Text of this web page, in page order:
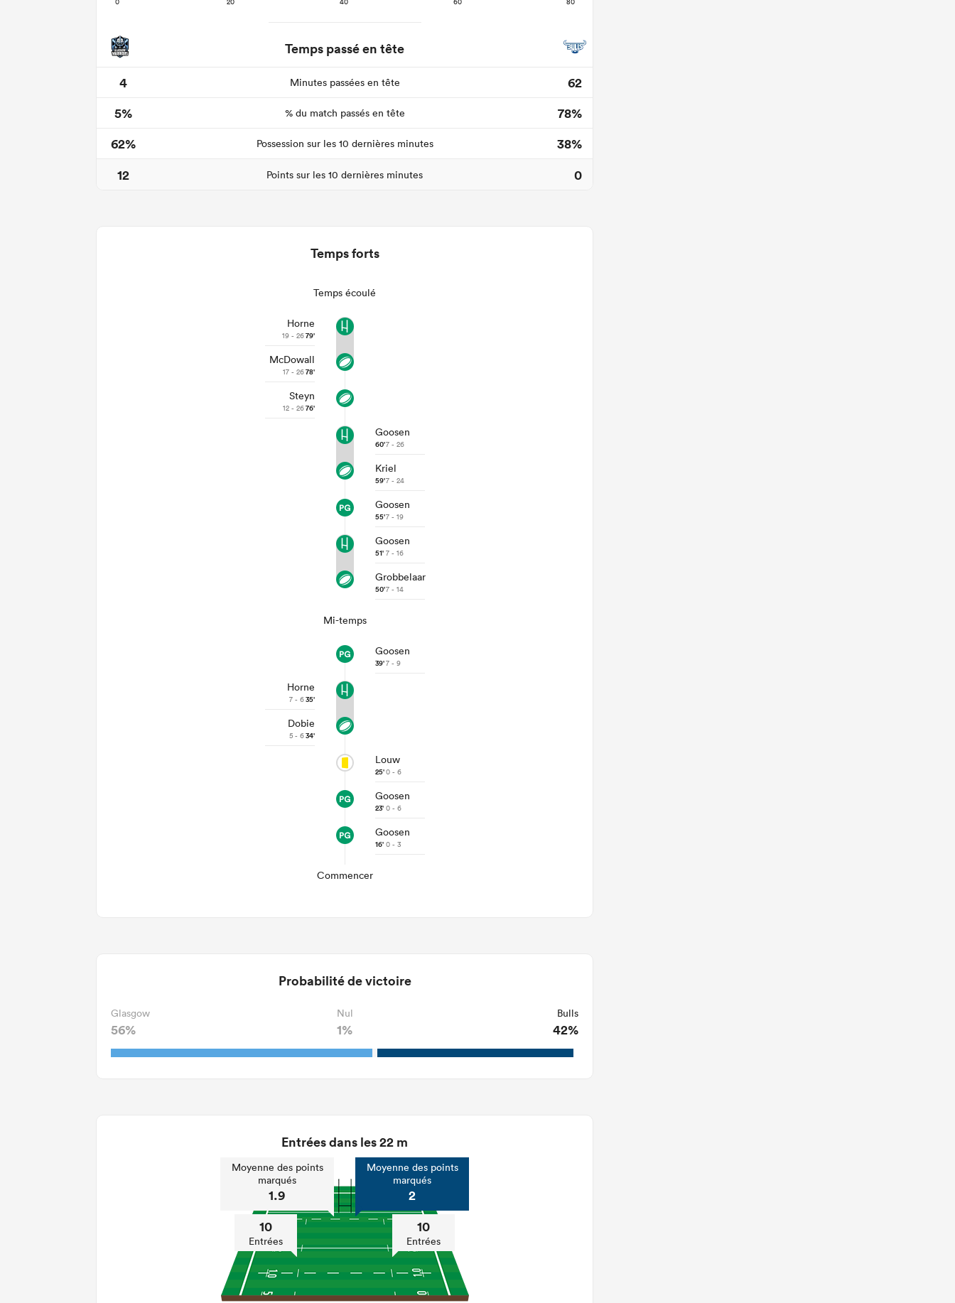
Temps passé en tête
4
Minutes passées en tête
62
5%
% du match passés en tête
78%
62%
Possession sur les 10 dernières minutes
38%
12
Points sur les 10 dernières minutes 0
Temps forts
Temps écoulé
Horne
19 - 2679'
McDowall
17 - 2678'
Steyn
12 - 2676'
Goosen
60'7 - 26
Kriel
59'7 - 24
Goosen
55'7 - 19
Goosen
51' 7 - 16
Grobbelaar
50'7 - 14
Mi-temps
Goosen
39'7 - 9
Horne
7 - 635'
Dobie
5 - 634'
Louw
25'0 - 6
Goosen
23' 0 - 6
Goosen
16' 0 - 3
Commencer
Probabilité de victoire
Glasgow
56%
Nul
1%
Bulls
42%
Entrées dans les 22 m
Moyenne des points
marqués
1.9
10
Entrées
Moyenne des points
marqués
2
10
Entrées